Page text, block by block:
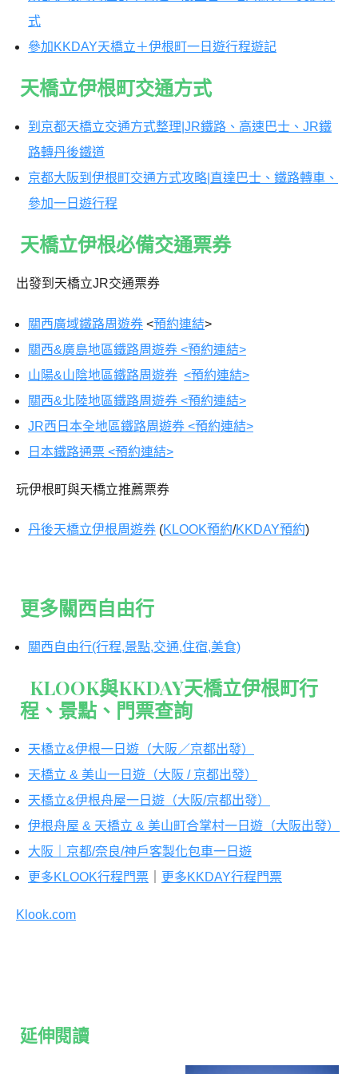
式
參加KKDAY天橋立＋伊根町一日遊行程遊記
天橋立伊根町交通方式
到京都天橋立交通方式整理|JR鐵路、高速巴士、JR鐵
路轉丹後鐵道
京都大阪到伊根町交通方式攻略|直達巴士、鐵路轉車、
參加一日遊行程
天橋立伊根必備交通票券
出發到天橋立JR交通票券
關西廣域鐵路周遊券 <預約連結>
關西&廣島地區鐵路周遊券 <預約連結>
山陽&山陰地區鐵路周遊券 <預約連結>
關西&北陸地區鐵路周遊券 <預約連結>
JR西日本全地區鐵路周遊券 <預約連結>
日本鐵路通票 <預約連結>
玩伊根町與天橋立推薦票券
丹後天橋立伊根周遊券 (KLOOK預約/KKDAY預約)
更多關西自由行
關西自由行(行程,景點,交通,住宿,美食)
KLOOK與KKDAY天橋立伊根町行
程 、景點 、門票查詢
天橋立&伊根一日遊（大阪／京都出發）
天橋立 & 美山一日遊（大阪 / 京都出發）
天橋立&伊根舟屋一日遊（大阪/京都出發）
伊根舟屋 & 天橋立 & 美山町合掌村一日遊（大阪出發）
大阪｜京都/奈良/神戶客製化包車一日遊
更多KLOOK行程門票
更多KKDAY行程門票
Klook.com
延伸閱讀